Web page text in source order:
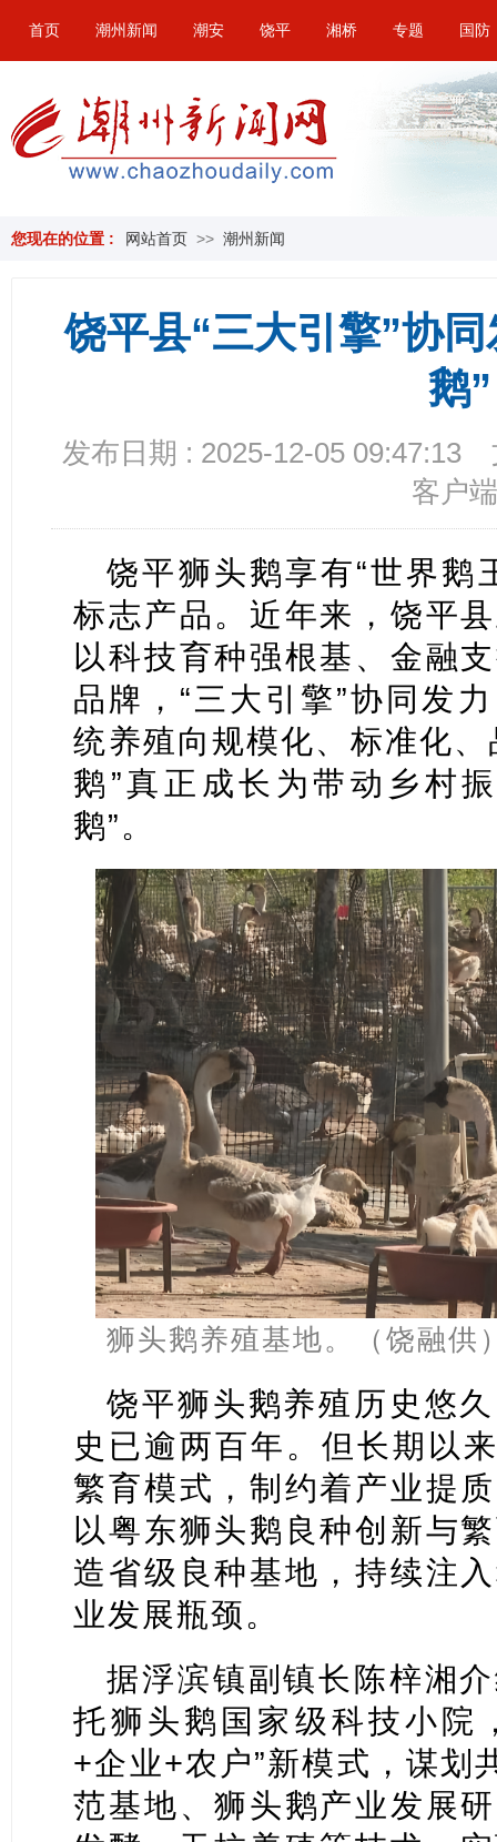
首页 潮州新闻 潮安 饶平 湘桥 专题 国防
您现在的位置 : 网站首页 >> 潮州新闻
饶平县“三大引擎”协
鹅”
发布日期 : 2025-12-05 09:47:13
客户端
饶平狮头鹅享有“世界鹅
标志产品。近年来，饶平
以科技育种强根基、金融
品牌，“三大引擎”协同发
统养殖向规模化、标准化
鹅”真正成长为带动乡村
鹅”。
狮头鹅养殖基地。（饶融供
饶平狮头鹅养殖历史悠
史已逾两百年。但长期以
繁育模式，制约着产业提
以粤东狮头鹅良种创新与
造省级良种基地，持续注
业发展瓶颈。
据浮滨镇副镇长陈梓湘
托狮头鹅国家级科技小院
+企业+农户”新模式，谋划
范基地、狮头鹅产业发展